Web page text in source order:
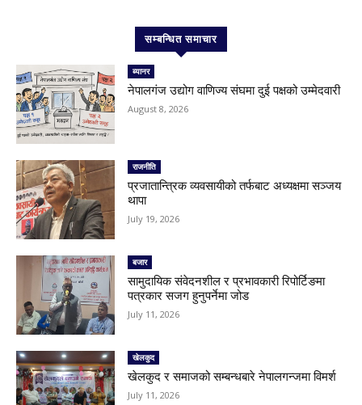
सम्बन्धित समाचार
ब्यानर
नेपालगंज उद्योग वाणिज्य संघमा दुई पक्षको उम्मेदवारी
August 8, 2026
राजनीति
प्रजातान्त्रिक व्यवसायीको तर्फबाट अध्यक्षमा सञ्जय
थापा
July 19, 2026
बजार
सामुदायिक संवेदनशील र प्रभावकारी रिपोर्टिङमा
पत्रकार सजग हुनुपर्नेमा जोड
July 11, 2026
खेलकुद
खेलकुद र समाजको सम्बन्धबारे नेपालगन्जमा विमर्श
July 11, 2026